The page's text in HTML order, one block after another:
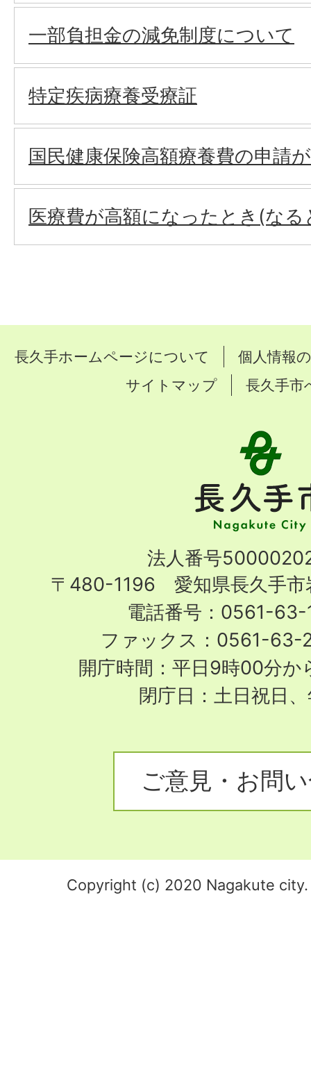
一部負担金の減免制度について
特定疾病療養受療証
国民健康保険高額療養費の申請
医療費が高額になったとき(なる
長久手ホームページについて
個人情報
サイトマップ
長久手市
手
市
City
法人番号
〒480-1196 愛知県長久手市
電話番号：0561-63-
ファックス：0561-63-
開庁時間：平日9時00分か
閉庁日：土日祝日
ご意見・お問
Copyright (c) 2020 Nagakute